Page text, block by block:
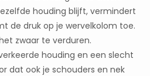
houding blijft, vermindert
de druk op je wervelkolom toe.
zwaar te verduren.
houding en een slecht
dat ook je schouders en nek